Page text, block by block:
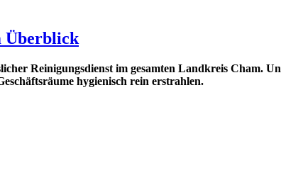
Überblick
Reinigungsdienst im gesamten Landkreis Cham.
hygienisch rein erstrahlen.